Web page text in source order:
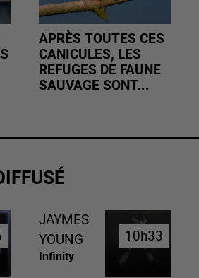
APRÈS TOUTES CES
CANICULES, LES
REFUGES DE FAUNE
SAUVAGE SONT...
JAYMES
YOUNG
Infinity
10h33
10h33